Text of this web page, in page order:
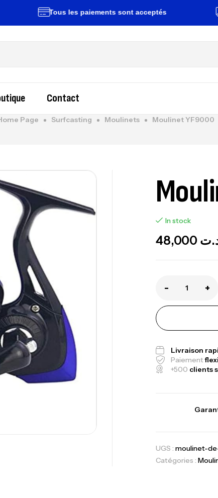
Tous les paiements sont acceptés
Contact
Page Surfcasting Moulinets Moulinet YF9000
In stock
48,000
- +
Livraison
Paiement
+500 clients
UGS : moulinet-
Catégories :
Canne Jigging
1.83m 120/
Foureau Kalli
Accastillage